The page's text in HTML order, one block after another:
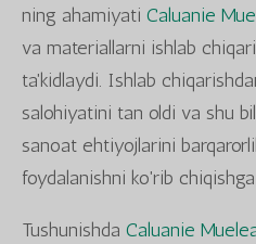
ning ahamiyatiCaluanie
va materiallarni ishlab
ta'kidlaydi. Ishlab
salohiyatini tan oldi va shu
sanoat ehtiyojlarini
foydalanishni ko'rib
TushunishdaCaluanie